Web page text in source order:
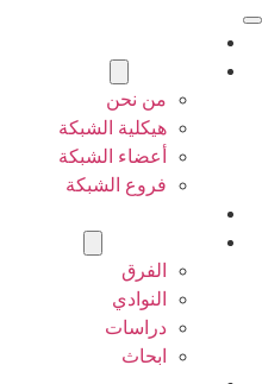
من نحن
هيكلية الشبكة
أعضاء الشبكة
فروع الشبكة
الفرق
النوادي
دراسات
ابحاث